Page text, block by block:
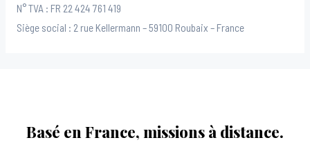
N° TVA : FR 22 424 761 419
Siège social : 2 rue Kellermann – 59100 Roubaix – France
Basé en France, missions à distance.